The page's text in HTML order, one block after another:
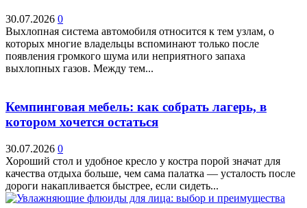
30.07.2026 0
Выхлопная система автомобиля относится к тем узлам, о
которых многие владельцы вспоминают только после
появления громкого шума или неприятного запаха
выхлопных газов. Между тем...
Кемпинговая мебель: как собрать лагерь, в
котором хочется остаться
30.07.2026 0
Хороший стол и удобное кресло у костра порой значат для
качества отдыха больше, чем сама палатка — усталость после
дороги накапливается быстрее, если сидеть...